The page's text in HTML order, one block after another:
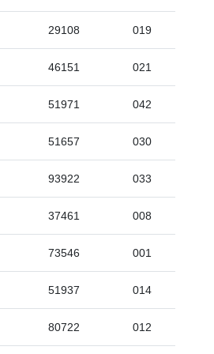
29108 019
46151 021
51971 042
51657 030
93922 033
37461 008
73546 001
51937 014
80722 012